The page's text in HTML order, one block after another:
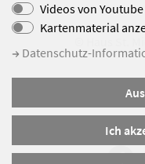
Videos von
Kartenmaterial
Datenschutz-
Ich